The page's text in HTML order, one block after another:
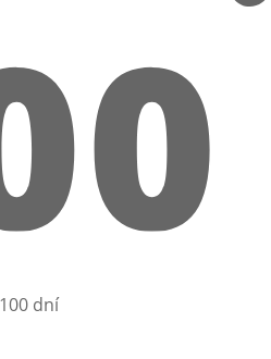
dní